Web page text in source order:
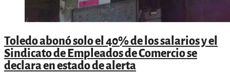
Toledo abonó solo el 40% de los salarios y el
Sindicato de Empleados de Comercio se
declara en estado de alerta